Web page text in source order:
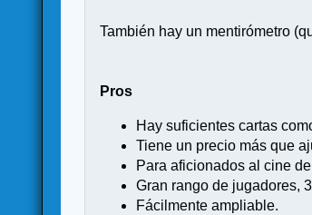
También hay un mentirómetro
Pros
Hay suficientes cartas
Tiene un precio más que
Para aficionados al cine
Gran rango de jugadores,
Fácilmente ampliable.